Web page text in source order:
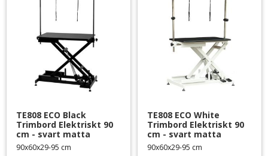
TE808 ECO Black
Trimbord Elektriskt 90
cm - svart matta
90x60x29-95 cm
TE808 ECO White
Trimbord Elektriskt 90
cm - svart matta
90x60x29-95 cm